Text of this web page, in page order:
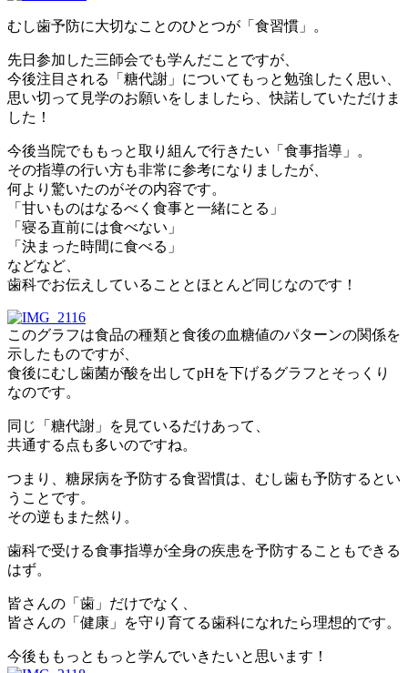
むし歯予防に大切なことのひとつが「食習慣」。
先日参加した三師会でも学んだことですが、
今後注目される「糖代謝」についてもっと勉強したく思い、
思い切って見学のお願いをしましたら、快諾していただけま
した！
今後当院でももっと取り組んで行きたい「食事指導」。
その指導の行い方も非常に参考になりましたが、
何より驚いたのがその内容です。
「甘いものはなるべく食事と一緒にとる」
「寝る直前には食べない」
「決まった時間に食べる」
などなど、
歯科でお伝えしていることとほとんど同じなのです！
このグラフは食品の種類と食後の血糖値のパターンの関係を
示したものですが、
食後にむし歯菌が酸を出してpHを下げるグラフとそっくり
なのです。
同じ「糖代謝」を見ているだけあって、
共通する点も多いのですね。
つまり、糖尿病を予防する食習慣は、むし歯も予防するとい
うことです。
その逆もまた然り。
歯科で受ける食事指導が全身の疾患を予防することもできる
はず。
皆さんの「歯」だけでなく、
皆さんの「健康」を守り育てる歯科になれたら理想的です。
今後ももっともっと学んでいきたいと思います！